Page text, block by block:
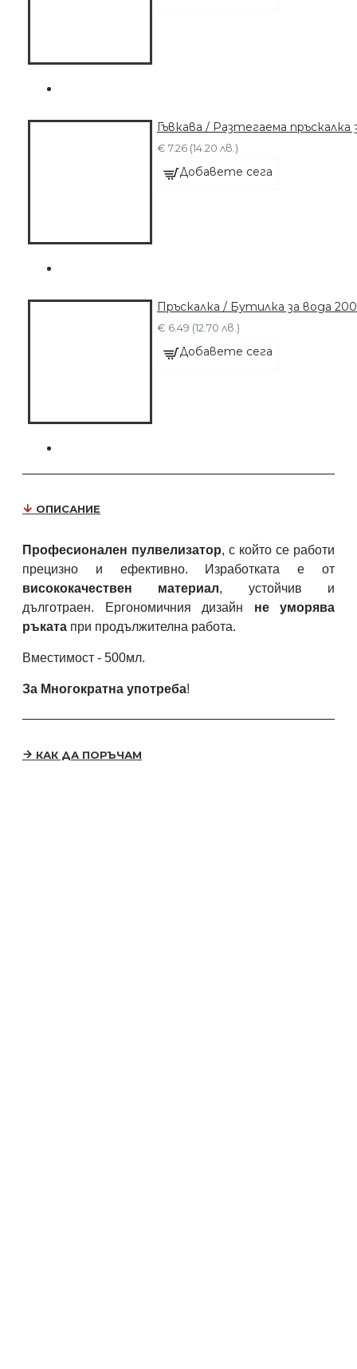
Гъвкава / Разтегаема пръскалка
€ 7.26 (14.20 лв.)
Добавете сега
Пръскалка / Бутилка за вода
€ 6.49 (12.70 лв.)
Добавете сега
ОПИСАНИЕ
Професионален пулвелизатор, с който се работи
прецизно и ефективно. Изработката е от
висококачествен материал, устойчив и
дълготраен. Ергономичния дизайн не уморява
ръката при продължителна работа.
Вместимост - 500мл.
За Многократна употреба!
КАК ДА ПОРЪЧАМ